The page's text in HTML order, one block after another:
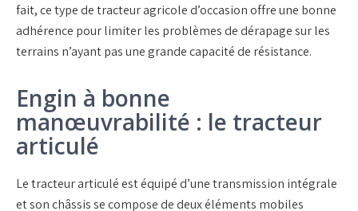
fait, ce type de tracteur agricole d’occasion offre une bonne
adhérence pour limiter les problèmes de dérapage sur les
terrains n’ayant pas une grande capacité de résistance.
Engin à bonne
manœuvrabilité : le tracteur
articulé
Le tracteur articulé est équipé d’une transmission intégrale
et son châssis se compose de deux éléments mobiles